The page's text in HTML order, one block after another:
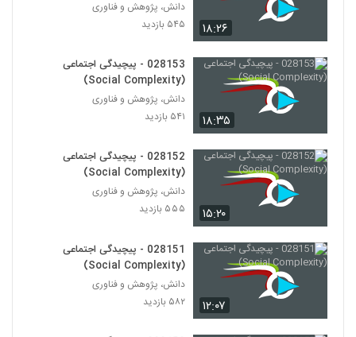
Complexity)
۵۴۱ بازدید
028154 - پیچیدگی اجتماعی (Social
Complexity)
145
Complexity)
۴۸۵ بازدید
Complexity)
۴۶۴ بازدید
028157 - پیچیدگی سیاسی (Political
Complexity)
۱۸:۲۶
دانش، پژوهش و فناوری
۵۴۵ بازدید
۱۸:۳۵
028153 - پیچیدگی اجتماعی
(Social Complexity)
دانش، پژوهش و فناوری
۵۴۱ بازدید
۱۵:۲۰
028152 - پیچیدگی اجتماعی
(Social Complexity)
دانش، پژوهش و فناوری
۵۵۵ بازدید
۱۲:۰۷
028151 - پیچیدگی اجتماعی
(Social Complexity)
دانش، پژوهش و فناوری
۵۸۲ بازدید